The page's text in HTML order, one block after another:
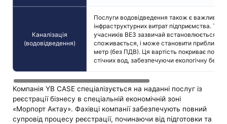
Каналізація
(водовідведення)
Послуги водовідведення також є
інфраструктурних витрат підприємства.
учасників ВЕЗ зазвичай встановлюється
споживається, і може становити приблизно
метр (без ПДВ). Ця вартість покриває
стічних вод, забезпечуючи екологічну
Компанія YB CASE спеціалізується на наданні послуг із
реєстрації бізнесу в спеціальній економічній зоні
«Морпорт Актау». Фахівці компанії забезпечують повний
супровід процесу реєстрації, починаючи від підготовки та